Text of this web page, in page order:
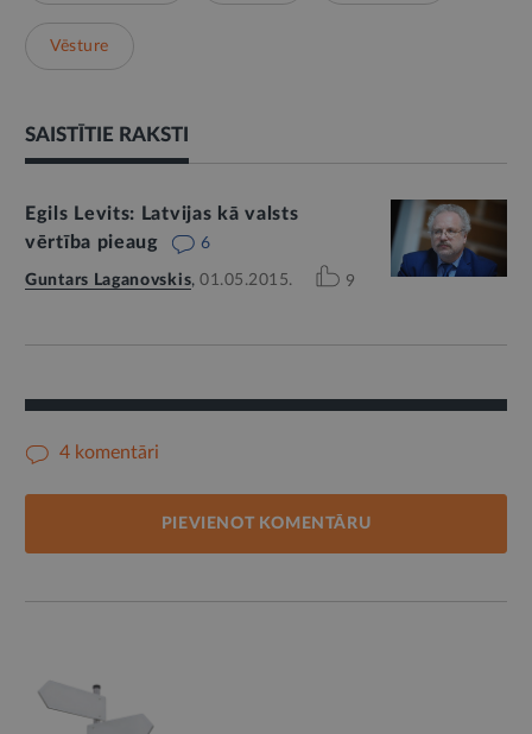
Vēsture
SAISTĪTIE RAKSTI
Egils Levits: Latvijas kā valsts
vērtība pieaug
6
Guntars Laganovskis,01.05.2015. 9
4 komentāri
PIEVIENOT KOMENTĀRU